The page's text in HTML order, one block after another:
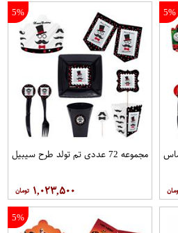
5%
5%
مجموعه 72 عددی تم تولد طرح سیبیل
۱,۰۲۳,۵۰۰
5%